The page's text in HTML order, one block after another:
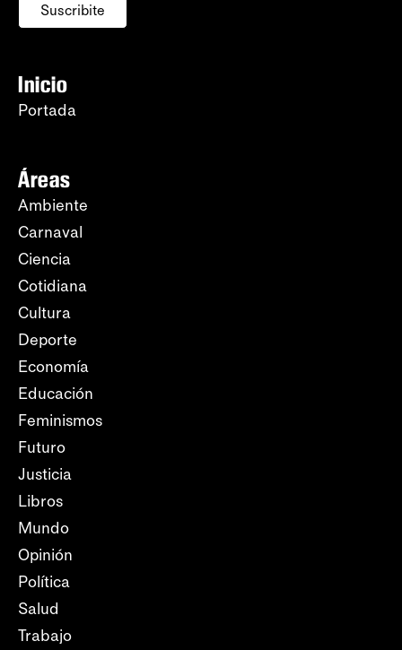
Suscribite
Inicio
Portada
Áreas
Ambiente
Carnaval
Ciencia
Cotidiana
Cultura
Deporte
Economía
Educación
Feminismos
Futuro
Justicia
Libros
Mundo
Opinión
Política
Salud
Trabajo